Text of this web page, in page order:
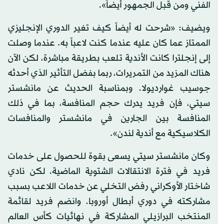
الفني ومن قبل الجمهور أيضاً».
ويضيف: «شرحت له أيضاً كيف تغير الدوري الإنجليزي
الممتاز عما كان عليه عندما كنت لاعباً به. عندما وصلت
إلى إنجلترا كانت الأندية تلعب بطريقة مباشرة، لكن الآن
هناك المزيد من التمريرات، ربما بفضل التأثير الذي أحدثه
جوسيب غوارديولا. وبمناسبة الحديث عن مانشستر
سيتي، فإن فريد يدرك حجم المنافسة، بما في ذلك
المنافسة بين الجارين في مانشستر والمنافسات
الكلاسيكية مع أندية لندن».
وكان مانشستر سيتي يسعى بقوة للحصول على خدمات
فريد في فترة الانتقالات الشتوية الماضية، لكن نادي
شاختار الأوكراني رفض التخلي عن خدمات اللاعب بسبب
مشاركته في دوري أبطال أوروبا. وانضم فريد لقائمة
المنتخب البرازيلي المشاركة في نهائيات كأس العالم